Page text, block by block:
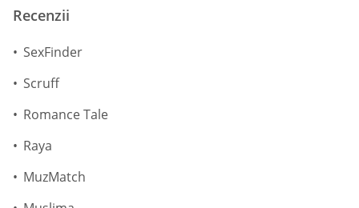
Recenzii
SexFinder
Scruff
Romance Tale
Raya
MuzMatch